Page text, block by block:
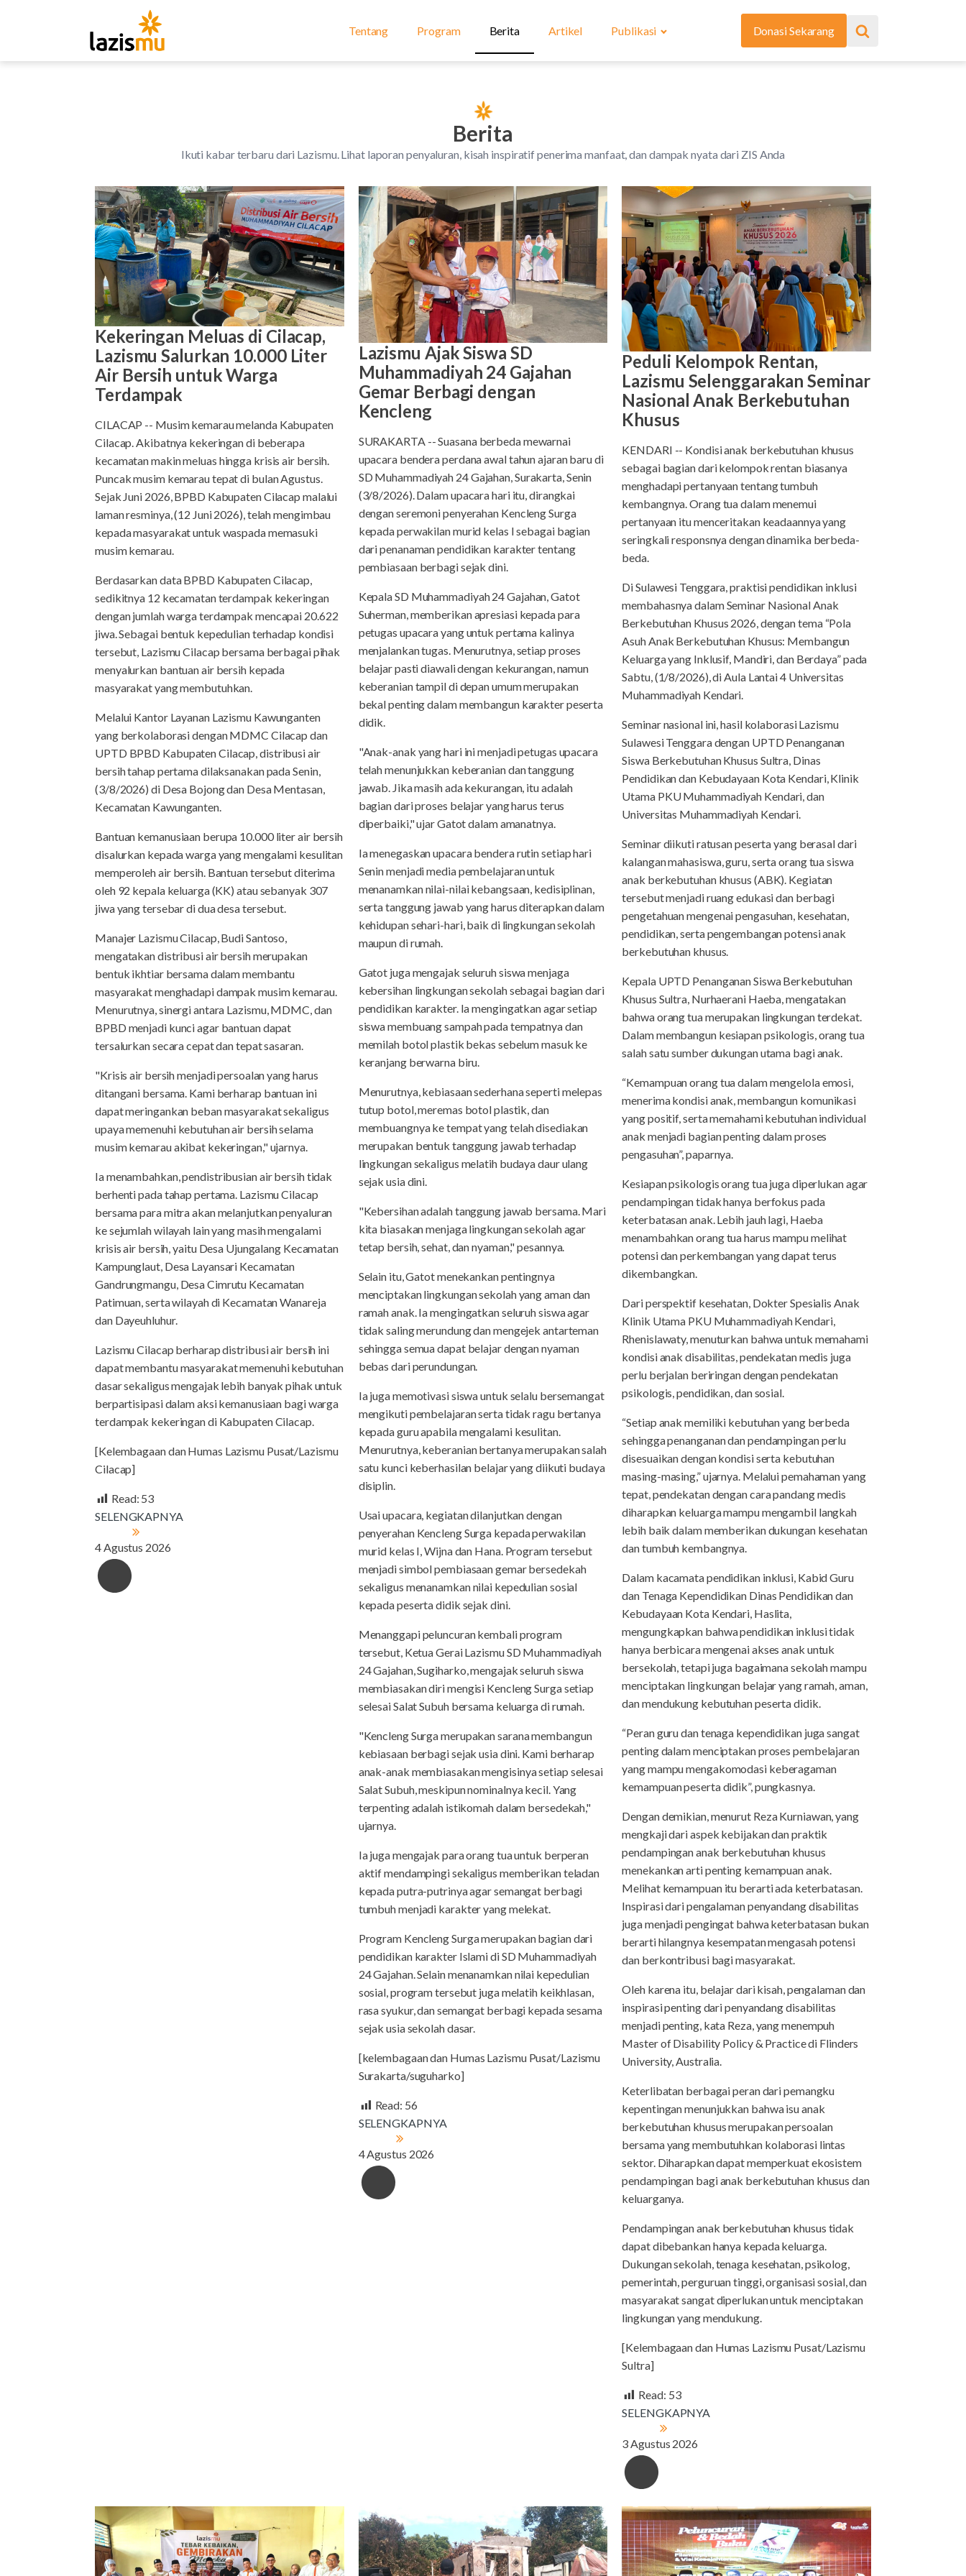
Tentang Program Berita Artikel Publikasi Donasi Sekarang
Berita
Ikuti kabar terbaru dari Lazismu. Lihat laporan penyaluran, kisah inspiratif penerima manfaat, dan dampak nyata dari ZIS Anda
Kekeringan Meluas di Cilacap,
Lazismu Salurkan 10.000 Liter
Air Bersih untuk Warga
Terdampak
CILACAP -- Musim kemarau melanda Kabupaten
Cilacap. Akibatnya kekeringan di beberapa
kecamatan makin meluas hingga krisis air bersih.
Puncak musim kemarau tepat di bulan Agustus.
Sejak Juni 2026, BPBD Kabupaten Cilacap malalui
laman resminya, (12 Juni 2026), telah mengimbau
kepada masyarakat untuk waspada memasuki
musim kemarau.
Berdasarkan data BPBD Kabupaten Cilacap,
sedikitnya 12 kecamatan terdampak kekeringan
dengan jumlah warga terdampak mencapai 20.622
jiwa. Sebagai bentuk kepedulian terhadap kondisi
tersebut, Lazismu Cilacap bersama berbagai pihak
menyalurkan bantuan air bersih kepada
masyarakat yang membutuhkan.
Melalui Kantor Layanan Lazismu Kawunganten
yang berkolaborasi dengan MDMC Cilacap dan
UPTD BPBD Kabupaten Cilacap, distribusi air
bersih tahap pertama dilaksanakan pada Senin,
(3/8/2026) di Desa Bojong dan Desa Mentasan,
Kecamatan Kawunganten.
Bantuan kemanusiaan berupa 10.000 liter air bersih
disalurkan kepada warga yang mengalami kesulitan
memperoleh air bersih. Bantuan tersebut diterima
oleh 92 kepala keluarga (KK) atau sebanyak 307
jiwa yang tersebar di dua desa tersebut.
Manajer Lazismu Cilacap, Budi Santoso,
mengatakan distribusi air bersih merupakan
bentuk ikhtiar bersama dalam membantu
masyarakat menghadapi dampak musim kemarau.
Menurutnya, sinergi antara Lazismu, MDMC, dan
BPBD menjadi kunci agar bantuan dapat
tersalurkan secara cepat dan tepat sasaran.
"Krisis air bersih menjadi persoalan yang harus
ditangani bersama. Kami berharap bantuan ini
dapat meringankan beban masyarakat sekaligus
upaya memenuhi kebutuhan air bersih selama
musim kemarau akibat kekeringan," ujarnya.
Ia menambahkan, pendistribusian air bersih tidak
berhenti pada tahap pertama. Lazismu Cilacap
bersama para mitra akan melanjutkan penyaluran
ke sejumlah wilayah lain yang masih mengalami
krisis air bersih, yaitu Desa Ujungalang Kecamatan
Kampunglaut, Desa Layansari Kecamatan
Gandrungmangu, Desa Cimrutu Kecamatan
Patimuan, serta wilayah di Kecamatan Wanareja
dan Dayeuhluhur.
Lazismu Cilacap berharap distribusi air bersih ini
dapat membantu masyarakat memenuhi kebutuhan
dasar sekaligus mengajak lebih banyak pihak untuk
berpartisipasi dalam aksi kemanusiaan bagi warga
terdampak kekeringan di Kabupaten Cilacap.
[Kelembagaan dan Humas Lazismu Pusat/Lazismu
Cilacap]
Read: 53
SELENGKAPNYA
4 Agustus 2026
Lazismu Ajak Siswa SD
Muhammadiyah 24 Gajahan
Gemar Berbagi dengan
Kencleng
SURAKARTA -- Suasana berbeda mewarnai
upacara bendera perdana awal tahun ajaran baru di
SD Muhammadiyah 24 Gajahan, Surakarta, Senin
(3/8/2026). Dalam upacara hari itu, dirangkai
dengan seremoni penyerahan Kencleng Surga
kepada perwakilan murid kelas I sebagai bagian
dari penanaman pendidikan karakter tentang
pembiasaan berbagi sejak dini.
Kepala SD Muhammadiyah 24 Gajahan, Gatot
Suherman, memberikan apresiasi kepada para
petugas upacara yang untuk pertama kalinya
menjalankan tugas. Menurutnya, setiap proses
belajar pasti diawali dengan kekurangan, namun
keberanian tampil di depan umum merupakan
bekal penting dalam membangun karakter peserta
didik.
"Anak-anak yang hari ini menjadi petugas upacara
telah menunjukkan keberanian dan tanggung
jawab. Jika masih ada kekurangan, itu adalah
bagian dari proses belajar yang harus terus
diperbaiki," ujar Gatot dalam amanatnya.
Ia menegaskan upacara bendera rutin setiap hari
Senin menjadi media pembelajaran untuk
menanamkan nilai-nilai kebangsaan, kedisiplinan,
serta tanggung jawab yang harus diterapkan dalam
kehidupan sehari-hari, baik di lingkungan sekolah
maupun di rumah.
Gatot juga mengajak seluruh siswa menjaga
kebersihan lingkungan sekolah sebagai bagian dari
pendidikan karakter. Ia mengingatkan agar setiap
siswa membuang sampah pada tempatnya dan
memilah botol plastik bekas sebelum masuk ke
keranjang berwarna biru.
Menurutnya, kebiasaan sederhana seperti melepas
tutup botol, meremas botol plastik, dan
membuangnya ke tempat yang telah disediakan
merupakan bentuk tanggung jawab terhadap
lingkungan sekaligus melatih budaya daur ulang
sejak usia dini.
"Kebersihan adalah tanggung jawab bersama. Mari
kita biasakan menjaga lingkungan sekolah agar
tetap bersih, sehat, dan nyaman," pesannya.
Selain itu, Gatot menekankan pentingnya
menciptakan lingkungan sekolah yang aman dan
ramah anak. Ia mengingatkan seluruh siswa agar
tidak saling merundung dan mengejek antarteman
sehingga semua dapat belajar dengan nyaman
bebas dari perundungan.
Ia juga memotivasi siswa untuk selalu bersemangat
mengikuti pembelajaran serta tidak ragu bertanya
kepada guru apabila mengalami kesulitan.
Menurutnya, keberanian bertanya merupakan salah
satu kunci keberhasilan belajar yang diikuti budaya
disiplin.
Usai upacara, kegiatan dilanjutkan dengan
penyerahan Kencleng Surga kepada perwakilan
murid kelas I, Wijna dan Hana. Program tersebut
menjadi simbol pembiasaan gemar bersedekah
sekaligus menanamkan nilai kepedulian sosial
kepada peserta didik sejak dini.
Menanggapi peluncuran kembali program
tersebut, Ketua Gerai Lazismu SD Muhammadiyah
24 Gajahan, Sugiharko, mengajak seluruh siswa
membiasakan diri mengisi Kencleng Surga setiap
selesai Salat Subuh bersama keluarga di rumah.
"Kencleng Surga merupakan sarana membangun
kebiasaan berbagi sejak usia dini. Kami berharap
anak-anak membiasakan mengisinya setiap selesai
Salat Subuh, meskipun nominalnya kecil. Yang
terpenting adalah istikomah dalam bersedekah,"
ujarnya.
Ia juga mengajak para orang tua untuk berperan
aktif mendampingi sekaligus memberikan teladan
kepada putra-putrinya agar semangat berbagi
tumbuh menjadi karakter yang melekat.
Program Kencleng Surga merupakan bagian dari
pendidikan karakter Islami di SD Muhammadiyah
24 Gajahan. Selain menanamkan nilai kepedulian
sosial, program tersebut juga melatih keikhlasan,
rasa syukur, dan semangat berbagi kepada sesama
sejak usia sekolah dasar.
[kelembagaan dan Humas Lazismu Pusat/Lazismu
Surakarta/suguharko]
Read: 56
SELENGKAPNYA
4 Agustus 2026
Peduli Kelompok Rentan,
Lazismu Selenggarakan Seminar
Nasional Anak Berkebutuhan
Khusus
KENDARI -- Kondisi anak berkebutuhan khusus
sebagai bagian dari kelompok rentan biasanya
menghadapi pertanyaan tentang tumbuh
kembangnya. Orang tua dalam menemui
pertanyaan itu menceritakan keadaannya yang
seringkali responsnya dengan dinamika berbeda-
beda.
Di Sulawesi Tenggara, praktisi pendidikan inklusi
membahasnya dalam Seminar Nasional Anak
Berkebutuhan Khusus 2026, dengan tema “Pola
Asuh Anak Berkebutuhan Khusus: Membangun
Keluarga yang Inklusif, Mandiri, dan Berdaya” pada
Sabtu, (1/8/2026), di Aula Lantai 4 Universitas
Muhammadiyah Kendari.
Seminar nasional ini, hasil kolaborasi Lazismu
Sulawesi Tenggara dengan UPTD Penanganan
Siswa Berkebutuhan Khusus Sultra, Dinas
Pendidikan dan Kebudayaan Kota Kendari, Klinik
Utama PKU Muhammadiyah Kendari, dan
Universitas Muhammadiyah Kendari.
Seminar diikuti ratusan peserta yang berasal dari
kalangan mahasiswa, guru, serta orang tua siswa
anak berkebutuhan khusus (ABK). Kegiatan
tersebut menjadi ruang edukasi dan berbagi
pengetahuan mengenai pengasuhan, kesehatan,
pendidikan, serta pengembangan potensi anak
berkebutuhan khusus.
Kepala UPTD Penanganan Siswa Berkebutuhan
Khusus Sultra, Nurhaerani Haeba, mengatakan
bahwa orang tua merupakan lingkungan terdekat.
Dalam membangun kesiapan psikologis, orang tua
salah satu sumber dukungan utama bagi anak.
“Kemampuan orang tua dalam mengelola emosi,
menerima kondisi anak, membangun komunikasi
yang positif, serta memahami kebutuhan individual
anak menjadi bagian penting dalam proses
pengasuhan”, paparnya.
Kesiapan psikologis orang tua juga diperlukan agar
pendampingan tidak hanya berfokus pada
keterbatasan anak. Lebih jauh lagi, Haeba
menambahkan orang tua harus mampu melihat
potensi dan perkembangan yang dapat terus
dikembangkan.
Dari perspektif kesehatan, Dokter Spesialis Anak
Klinik Utama PKU Muhammadiyah Kendari,
Rhenislawaty, menuturkan bahwa untuk memahami
kondisi anak disabilitas, pendekatan medis juga
perlu berjalan beriringan dengan pendekatan
psikologis, pendidikan, dan sosial.
“Setiap anak memiliki kebutuhan yang berbeda
sehingga penanganan dan pendampingan perlu
disesuaikan dengan kondisi serta kebutuhan
masing-masing,” ujarnya. Melalui pemahaman yang
tepat, pendekatan dengan cara pandang medis
diharapkan keluarga mampu mengambil langkah
lebih baik dalam memberikan dukungan kesehatan
dan tumbuh kembangnya.
Dalam kacamata pendidikan inklusi, Kabid Guru
dan Tenaga Kependidikan Dinas Pendidikan dan
Kebudayaan Kota Kendari, Haslita,
mengungkapkan bahwa pendidikan inklusi tidak
hanya berbicara mengenai akses anak untuk
bersekolah, tetapi juga bagaimana sekolah mampu
menciptakan lingkungan belajar yang ramah, aman,
dan mendukung kebutuhan peserta didik.
“Peran guru dan tenaga kependidikan juga sangat
penting dalam menciptakan proses pembelajaran
yang mampu mengakomodasi keberagaman
kemampuan peserta didik”, pungkasnya.
Dengan demikian, menurut Reza Kurniawan, yang
mengkaji dari aspek kebijakan dan praktik
pendampingan anak berkebutuhan khusus
menekankan arti penting kemampuan anak.
Melihat kemampuan itu berarti ada keterbatasan.
Inspirasi dari pengalaman penyandang disabilitas
juga menjadi pengingat bahwa keterbatasan bukan
berarti hilangnya kesempatan mengasah potensi
dan berkontribusi bagi masyarakat.
Oleh karena itu, belajar dari kisah, pengalaman dan
inspirasi penting dari penyandang disabilitas
menjadi penting, kata Reza, yang menempuh
Master of Disability Policy & Practice di Flinders
University, Australia.
Keterlibatan berbagai peran dari pemangku
kepentingan menunjukkan bahwa isu anak
berkebutuhan khusus merupakan persoalan
bersama yang membutuhkan kolaborasi lintas
sektor. Diharapkan dapat memperkuat ekosistem
pendampingan bagi anak berkebutuhan khusus dan
keluarganya.
Pendampingan anak berkebutuhan khusus tidak
dapat dibebankan hanya kepada keluarga.
Dukungan sekolah, tenaga kesehatan, psikolog,
pemerintah, perguruan tinggi, organisasi sosial, dan
masyarakat sangat diperlukan untuk menciptakan
lingkungan yang mendukung.
[Kelembagaan dan Humas Lazismu Pusat/Lazismu
Sultra]
Read: 53
SELENGKAPNYA
3 Agustus 2026